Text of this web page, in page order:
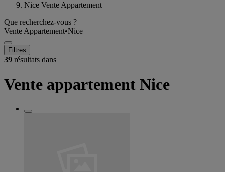
Nice Vente Appartement
Que recherchez-vous ?
Vente Appartement•Nice
Filtres
39 résultats dans
Vente appartement Nice